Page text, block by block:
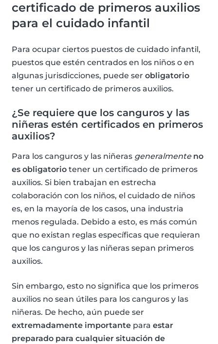
certificado de primeros auxilios
para el cuidado infantil
Para ocupar ciertos puestos de cuidado infantil,
puestos que estén centrados en los niños o en
algunas jurisdicciones, puede ser obligatorio
tener un certificado de primeros auxilios.
¿Se requiere que los canguros y las
niñeras estén certificados en primeros
auxilios?
Para los canguros y las niñeras generalmente no
es obligatorio tener un certificado de primeros
auxilios. Si bien trabajan en estrecha
colaboración con los niños, el cuidado de niños
es, en la mayoría de los casos, una industria
menos regulada. Debido a esto, es más común
que no existan reglas específicas que requieran
que los canguros y las niñeras sepan primeros
auxilios.
Sin embargo, esto no significa que los primeros
auxilios no sean útiles para los canguros y las
niñeras. De hecho, aún puede ser
extremadamente importante para estar
preparado para cualquier situación de